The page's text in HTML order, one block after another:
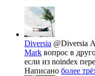
Diversia @Diversia
Mark вопрос в
если из noindex
Написано более